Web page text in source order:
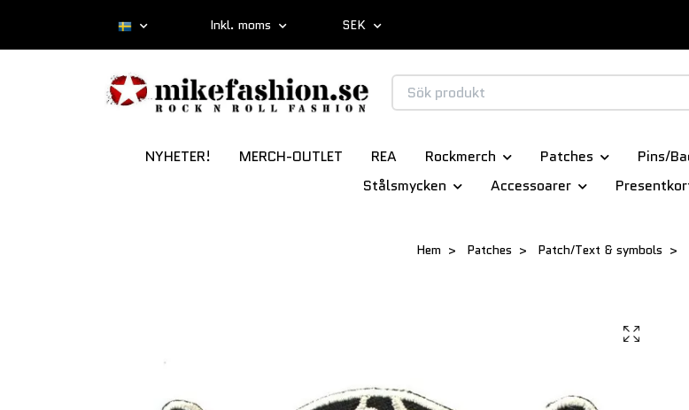
Inkl. moms SEK
NYHETER! MERCH-OUTLET REA Rockmerch Patches Pins/
Stålsmycken
Accessoarer
Hem Patches Patch/Text & symbols